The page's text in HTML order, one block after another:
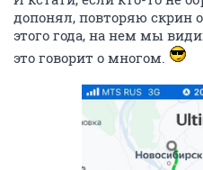
допонял, повторяю скрин
этого года, на нем мы
это говорит о многом.